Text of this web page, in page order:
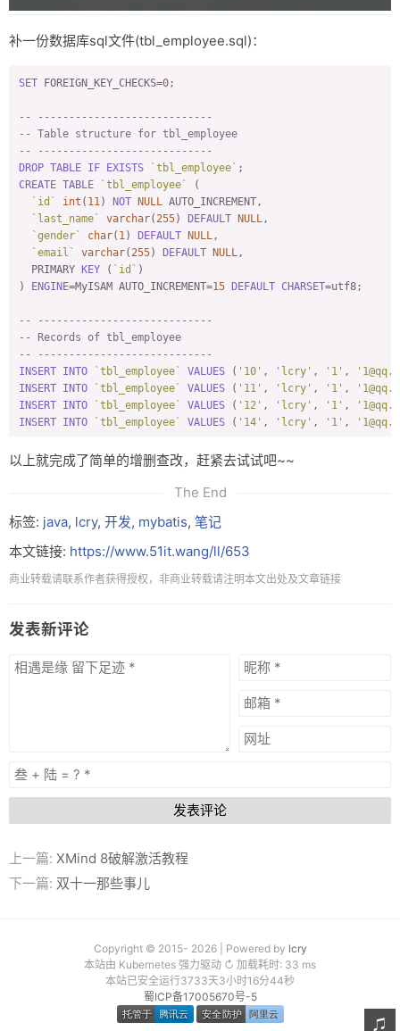
            employee.insertemp(employee1);
System
.out. println (employee1.
            boolean b = employee.updateemp(employee1);
//删除方法
Integer
rows = employee.deleteemp(
System .out. println (rows);
        } finally {
            sqlSession.close();
        }
    }
补一份数据库sql文件(tbl_employee.sql)：
SET FOREIGN_KEY_CHECKS=0 ;
-- ----------------------------
-- Table structure for tbl_employee
-- ----------------------------
DROP TABLE IF EXISTS `tbl_employee`
CREATE TABLE `tbl_employee`
(
`id`
int ( 11 ) NOT NULL
AUTO_INCREMENT,
`last_name`
varchar( 255) DEFAULT NULL ,
`gender`
char( 1 ) DEFAULT NULL ,
`email`
varchar( 255) DEFAULT NULL ,
  PRIMARY
KEY ( `id` )
) ENGINE=MyISAM AUTO_INCREMENT=15 DEFAULT CHARSET=utf8;
-- ----------------------------
-- Records of tbl_employee
-- ----------------------------
INSERT INTO `tbl_employee` VALUES ( '10' , 'lcry' , '1' ,
INSERT INTO `tbl_employee` VALUES ( '11' , 'lcry' , '1' ,
INSERT INTO `tbl_employee` VALUES ( '12' , 'lcry' , '1' ,
INSERT INTO `tbl_employee` VALUES ( '14' , 'lcry' , '1' ,
以上就完成了简单的增删查改，赶紧去试试吧~~
The End
标签: java, lcry, 开发, mybatis, 笔记
本文链接: https://www.51it.wang/ll/653
商业转载请联系作者获得授权，非商业转载请注明本文出处及文章链接
发表新评论
发表评论
上一篇: XMind 8破解激活教程
下一篇: 双十一那些事儿
Copyright © 2015- 2026 | Powered by lcry
本站由 Kubernetes 强力驱动 ↻ 加载耗时: 33 ms
本站已安全运行3733天3小时16分45秒
蜀ICP备17005670号-5